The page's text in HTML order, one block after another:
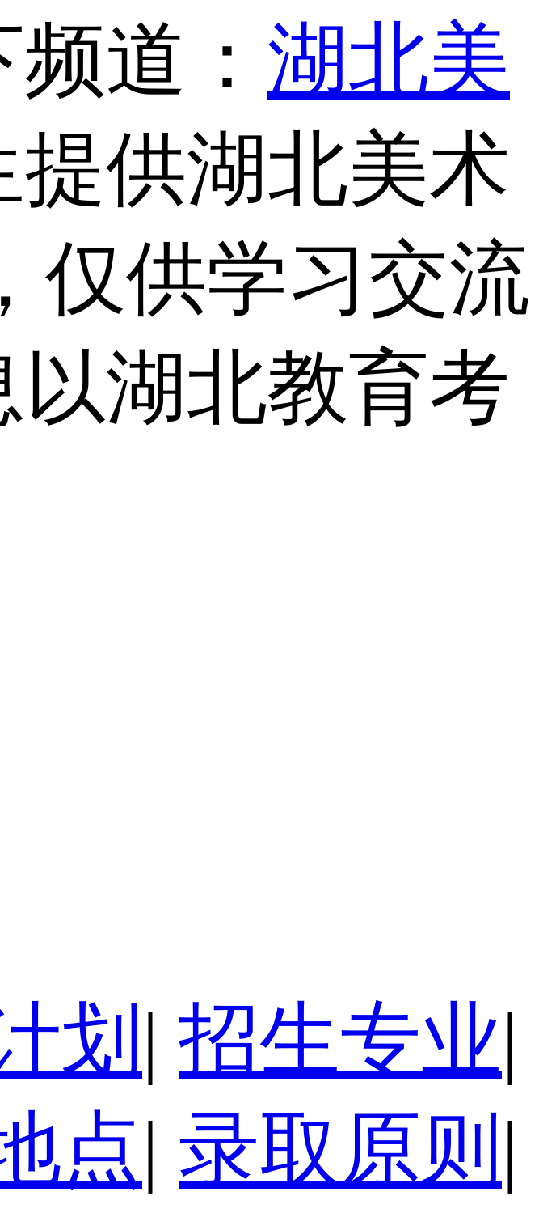
道： 湖北美
提供湖北美术
仅供学习交流
湖北教育考
划 | 招生专业|
点| 录取原则|